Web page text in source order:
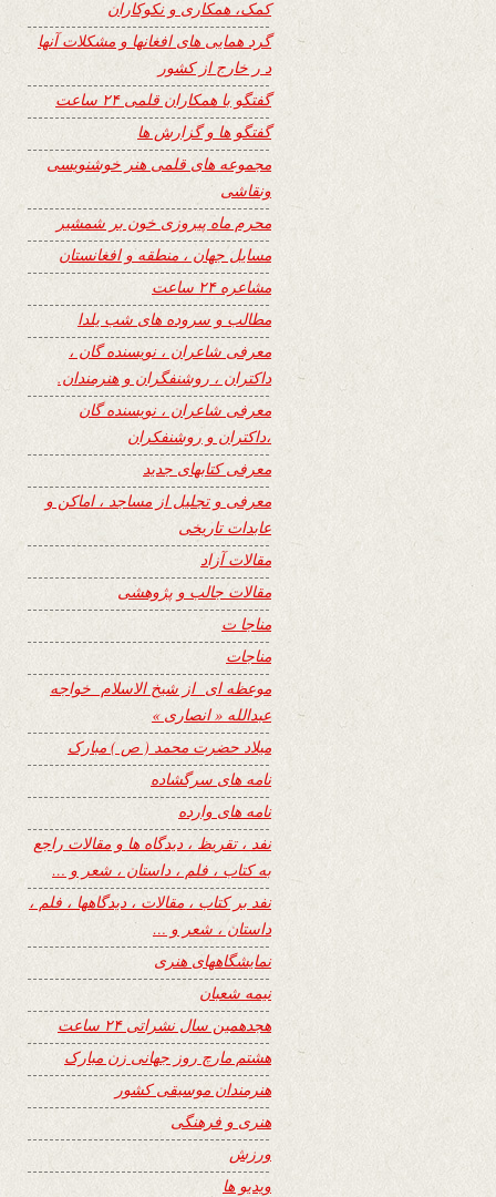
کمک، همکاری و نکوکاران
گرد همایی های افغانها و مشکلات آنها
د ر خارج از کشور
گفتگو با همکاران قلمی ۲۴ ساعت
گفتگو ها و گزارش ها
مجموعه های قلمی هنر خوشنویسی
ونقاشی
محرم ماه پیروزی خون بر شمشیر
مسایل جهان ، منطقه و افغانستان
مشاعره ۲۴ ساعت
مطالب و سروده های شب یلدا
معرفی شاعران ، نویسنده گان ،
داکتران ، روشنفگران و هنرمندان.
معرفی شاعران ، نویسنده گان
،داکتران و روشنفکران
معرفی کتابهای جدید
معرفی و تجلیل از مساجد ، اماکن و
عابدات تاریخی
مقالات آزاد
مقالات جالب و پژوهشی
مناجا ت
مناجات
موعظه ای از شیخ الاسلام خواجه
عبدالله « انصاری »
میلاد حضرت محمد ( ص ) مبارک
نامه های سرگشاده
نامه های وارده
نفد ، تقریظ ، دیدگاه ها و مقالات راجع
به کتاب ، فلم ، داستان ، شعر و …
نفد بر کتاب ، مقالات ، دیدگاهها ، فلم ،
داستان ، شعر و …
نمایشگاههای هنری
نیمه شعبان
هجدهمین سال نشراتی ۲۴ ساعت
هشتم مارچ روز جهانی زن مبارک
هنرمندان موسیقی کشور
هنری و فرهنگی
ورزش
ویدیو ها